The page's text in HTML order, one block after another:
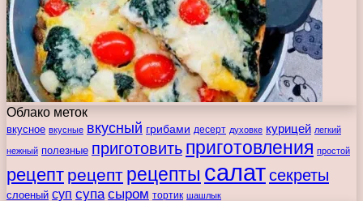
Облако меток
вкусное вкусные вкусный грибами десерт духовке курицей легкий
нежный полезные приготовить приготовления простой
рецепт рецепт рецепты салатсекреты
слоеный суп супа сыром тортик шашлык